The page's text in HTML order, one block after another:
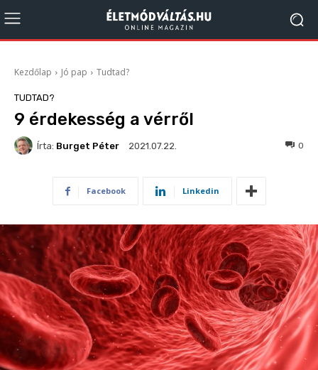
Kezdőlap Jó pap Tudtad?
TUDTAD?
9 érdekesség a vérről
Írta: Burget Péter 2021.07.22. 0
Facebook Linkedin